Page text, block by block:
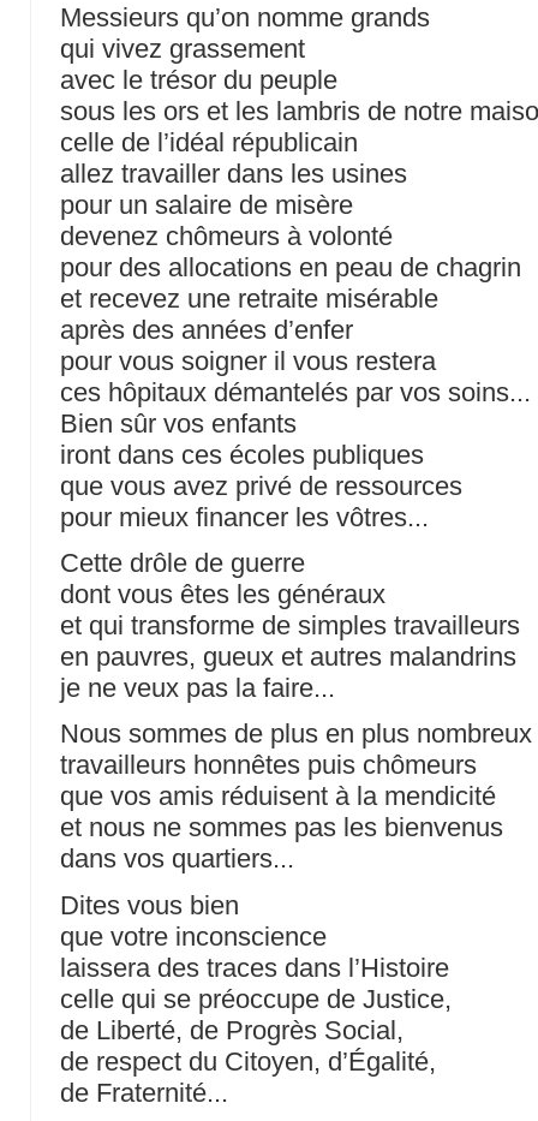
Messieurs qu’on nomme grands
qui vivez grassement
avec le trésor du peuple
sous les ors et les lambris de notre
celle de l’idéal républicain
allez travailler dans les usines
pour un salaire de misère
devenez chômeurs à volonté
pour des allocations en peau de chagrin
et recevez une retraite misérable
après des années d’enfer
pour vous soigner il vous restera
ces hôpitaux démantelés par vos soins...
Bien sûr vos enfants
iront dans ces écoles publiques
que vous avez privé de ressources
pour mieux financer les vôtres...
Cette drôle de guerre
dont vous êtes les généraux
et qui transforme de simples travailleurs
en pauvres, gueux et autres malandrins
je ne veux pas la faire...
Nous sommes de plus en plus nombreux
travailleurs honnêtes puis chômeurs
que vos amis réduisent à la mendicité
et nous ne sommes pas les bienvenus
dans vos quartiers...
Dites vous bien
que votre inconscience
laissera des traces dans l’Histoire
celle qui se préoccupe de Justice,
de Liberté, de Progrès Social,
de respect du Citoyen, d’Égalité,
de Fraternité...